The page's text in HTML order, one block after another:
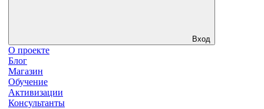
Вход
О проекте
Блог
Магазин
Обучение
Активизации
Консультанты